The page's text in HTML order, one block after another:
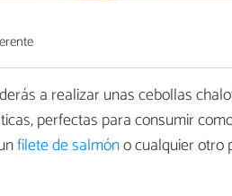
a realizar unas cebollas
perfectas para consumir
filete de salmóno cualquier otro